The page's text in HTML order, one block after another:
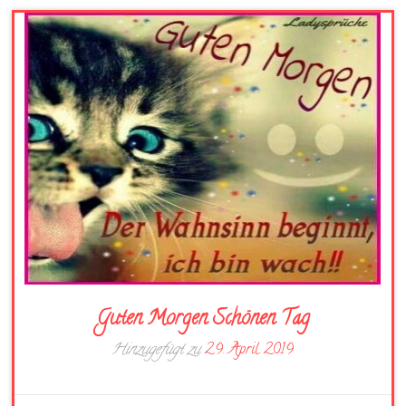
Guten Morgen Schönen Tag
Hinzugefügt zu29. April 2019